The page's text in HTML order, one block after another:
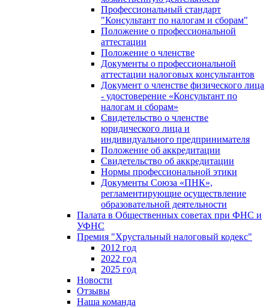
Профессиональный стандарт
"Консультант по налогам и сборам"
Положение о профессиональной
аттестации
Положение о членстве
Документы о профессиональной
аттестации налоговых консультантов
Документ о членстве физического лица
- удостоверение «Консультант по
налогам и сборам»
Свидетельство о членстве
юридического лица и
индивидуального предпринимателя
Положение об аккредитации
Свидетельство об аккредитации
Нормы профессиональной этики
Документы Союза «ПНК»,
регламентирующие осуществление
образовательной деятельности
Палата в Общественных советах при ФНС и
УФНС
Премия "Хрустальный налоговый кодекс"
2012 год
2022 год
2025 год
Новости
Отзывы
Наша команда